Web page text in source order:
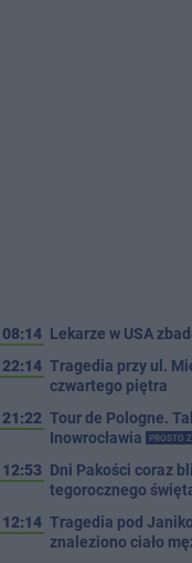
08:14 Lekarze w USA
22:14 Tragedia przy ul.
czwartego piętra
21:22 Tour de Pologne.
Inowrocławia
PROSTO
12:53 Dni Pakości coraz
tegorocznego
12:14 Tragedia pod
znaleziono ciało